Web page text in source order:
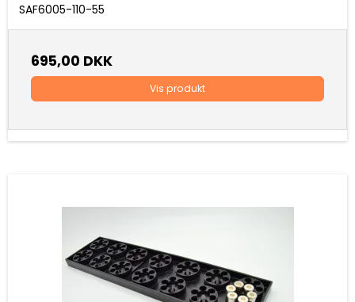
SAF6005-110-55
695,00 DKK
Vis produkt